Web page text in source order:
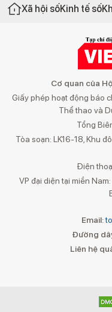
Xã hội sốKinh tế số
Cơ quan của
Giấy phép hoạt động báo
Thể thao và
Tổng
Tòa soạn: LK16-18, Khu
Điện
VP đại diện tại miền
Email:
Đường
Liên hệ